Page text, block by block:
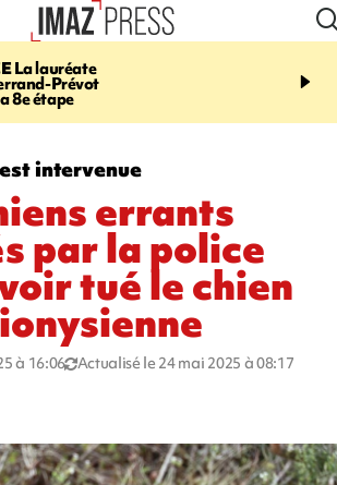
La lauréate
Prévot
8e étape
20:17
routière, concours de
intervenue
errants
par la police
tué le chien
à 16:06 Actualisé le 24 mai 2025 à 08:17